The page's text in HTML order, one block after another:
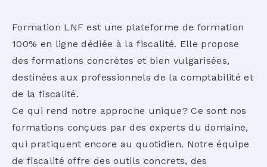
Formation LNF est une plateforme de formation
100% en ligne dédiée à la fiscalité. Elle propose
des formations concrètes et bien vulgarisées,
destinées aux professionnels de la comptabilité et
de la fiscalité.
Ce qui rend notre approche unique? Ce sont nos
formations conçues par des experts du domaine,
qui pratiquent encore au quotidien. Notre équipe
de fiscalité offre des outils concrets, des